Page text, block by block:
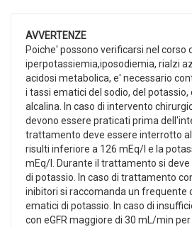
AVVERTENZE
Poiche' possono verificarsi nel corso
iperpotassiemia,iposodiemia, rialzi
acidosi metabolica, e' necessario
i tassi ematici del sodio, del potassio,
alcalina. In caso di intervento
devono essere praticati prima
trattamento deve essere interrotto
risulti inferiore a 126 mEq/l e la
mEq/l. Durante il trattamento si
di potassio. In caso di trattamento
inibitori si raccomanda un frequente
ematici di potassio. In caso di
con eGFR maggiore di 30 mL/min